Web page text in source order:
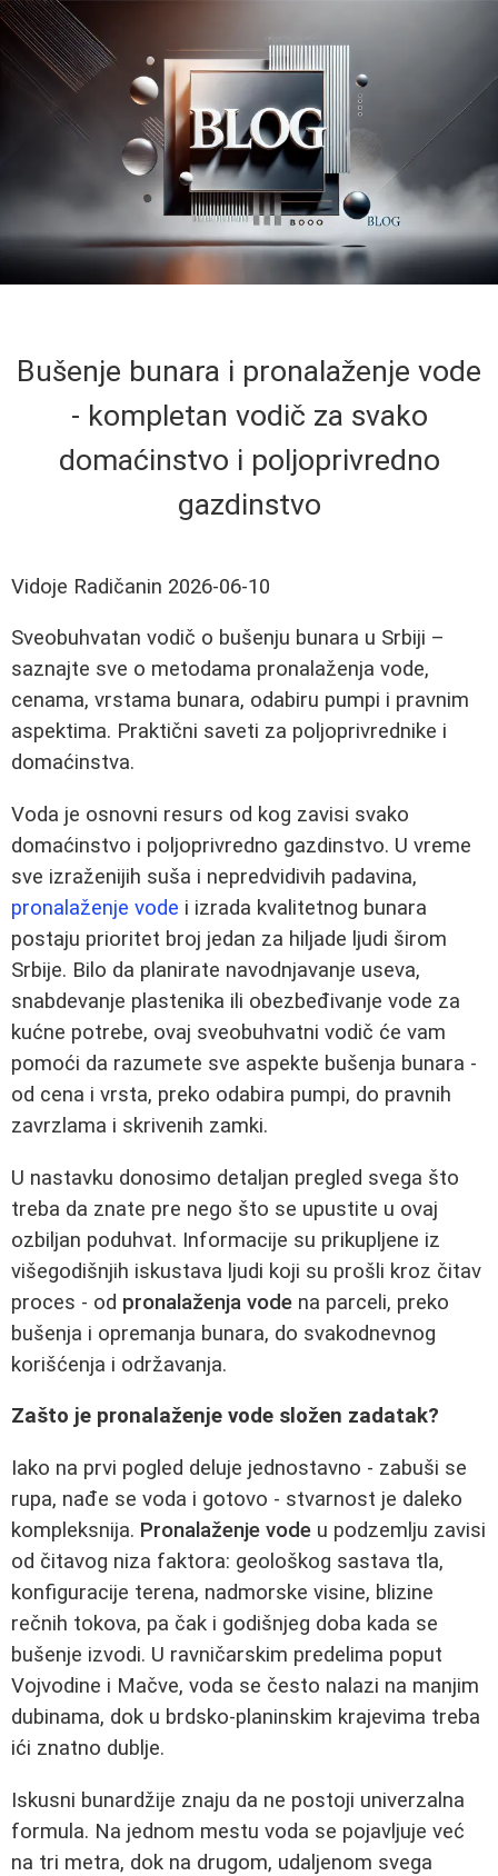
Bušenje bunara i pronalaženje vode
- kompletan vodič za svako
domaćinstvo i poljoprivredno
gazdinstvo
Vidoje Radičanin 2026-06-10
Sveobuhvatan vodič o bušenju bunara u Srbiji –
saznajte sve o metodama pronalaženja vode,
cenama, vrstama bunara, odabiru pumpi i pravnim
aspektima. Praktični saveti za poljoprivrednike i
domaćinstva.
Voda je osnovni resurs od kog zavisi svako
domaćinstvo i poljoprivredno gazdinstvo. U vreme
sve izraženijih suša i nepredvidivih padavina,
pronalaženje vode i izrada kvalitetnog bunara
postaju prioritet broj jedan za hiljade ljudi širom
Srbije. Bilo da planirate navodnjavanje useva,
snabdevanje plastenika ili obezbeđivanje vode za
kućne potrebe, ovaj sveobuhvatni vodič će vam
pomoći da razumete sve aspekte bušenja bunara -
od cena i vrsta, preko odabira pumpi, do pravnih
zavrzlama i skrivenih zamki.
U nastavku donosimo detaljan pregled svega što
treba da znate pre nego što se upustite u ovaj
ozbiljan poduhvat. Informacije su prikupljene iz
višegodišnjih iskustava ljudi koji su prošli kroz čitav
proces - od pronalaženja vode na parceli, preko
bušenja i opremanja bunara, do svakodnevnog
korišćenja i održavanja.
Zašto je pronalaženje vode složen zadatak?
Iako na prvi pogled deluje jednostavno - zabuši se
rupa, nađe se voda i gotovo - stvarnost je daleko
kompleksnija. Pronalaženje vode u podzemlju zavisi
od čitavog niza faktora: geološkog sastava tla,
konfiguracije terena, nadmorske visine, blizine
rečnih tokova, pa čak i godišnjeg doba kada se
bušenje izvodi. U ravničarskim predelima poput
Vojvodine i Mačve, voda se često nalazi na manjim
dubinama, dok u brdsko-planinskim krajevima treba
ići znatno dublje.
Iskusni bunardžije znaju da ne postoji univerzalna
formula. Na jednom mestu voda se pojavljuje već
na tri metra, dok na drugom, udaljenom svega